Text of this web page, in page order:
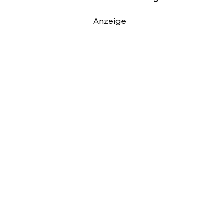
Anzeige